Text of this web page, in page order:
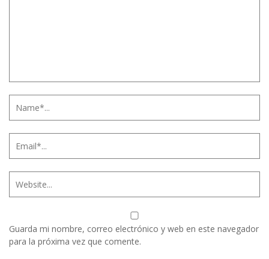
Guarda mi nombre, correo electrónico y web en este navegador
para la próxima vez que comente.